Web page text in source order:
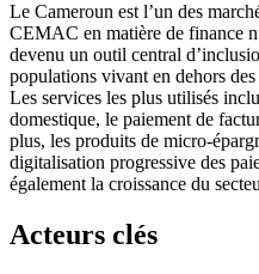
Le Cameroun est l’un des
CEMAC en matière de finance
devenu un outil central
populations vivant en dehors des
Les services les plus utilisés
domestique, le paiement de
plus, les produits de micro-
digitalisation progressive des
également la croissance du
Acteurs clés